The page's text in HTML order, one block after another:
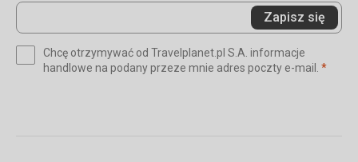
Wprowadź
swój
(wymagane)
Zapisz się
Chcę otrzymywać od Travelplanet.pl S.A. informacje
handlowe na podany przeze mnie adres poczty e-mail. *